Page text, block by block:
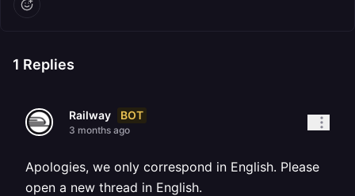
1 Replies
Railway BOT
3 months ago
Apologies, we only correspond in English. Please
open a new thread in English.